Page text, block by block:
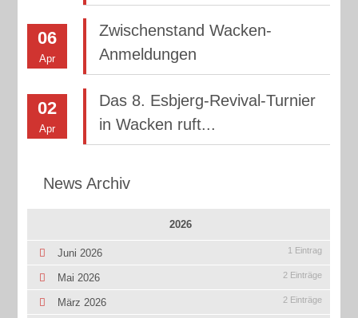
06
Apr
Zwischenstand Wacken-
Anmeldungen
02
Apr
Das 8. Esbjerg-Revival-Turnier
in Wacken ruft...
News Archiv
2026
Juni 2026 1 Eintrag
Mai 2026 2 Einträge
März 2026 2 Einträge